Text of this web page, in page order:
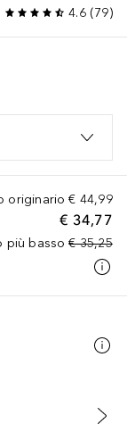
4.6(79)
originario € 44,99
€ 34,77
più basso € 35,25